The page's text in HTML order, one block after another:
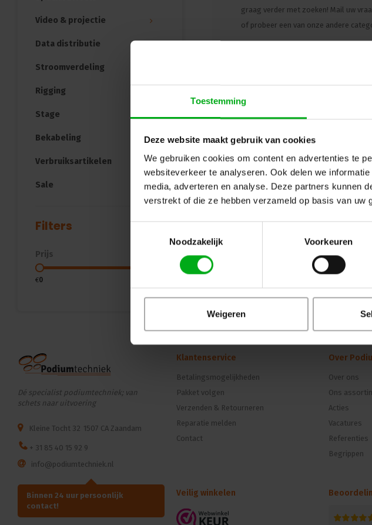
Toestemming
Deze website maakt gebruik van cookies
We gebruiken cookies om content en advertenties te
websiteverkeer te analyseren. Ook delen we
media, adverteren en analyse. Deze partners kunnen
verstrekt of die ze hebben verzameld op basis van uw
Noodzakelijk
Voorkeuren
Weigeren
Video & projectie
Data distributie
Stroomverdeling
Rigging
Stage
Bekabeling
Verbruiksartikelen
Sale
Filters
Prijs
€0
graag verder met zoeken! Mail uw
of probeer een van onze andere
Dé specialist podiumtechniek; van
schets naar uitvoering
Kleine Tocht 32 1507 CA Zaandam
+ 31 85 40 15 92 9
info@podiumtechniek.nl
Binnen 24 uur persoonlijk
contact!
Klantenservice
Betalingsmogelijkheden
Pakket volgen
Verzenden & Retourneren
Reparatie melden
Contact
Over
Over ons
Ons
Acties
Vacatures
Referenties
Begrippen
Veilig winkelen